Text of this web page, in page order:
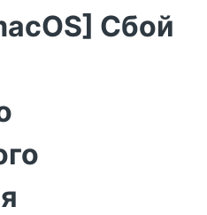
Сбой